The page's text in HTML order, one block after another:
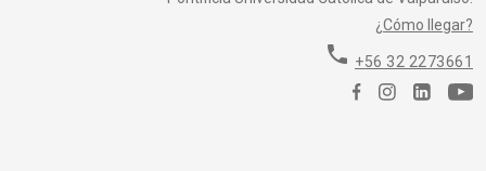
¿Cómo llegar?
phone +56 32 2273661